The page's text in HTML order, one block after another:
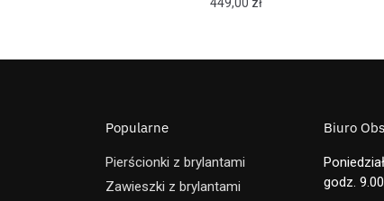
Popularne
Pierścionki z brylantami
Zawieszki z brylantami
Biuro
godz.